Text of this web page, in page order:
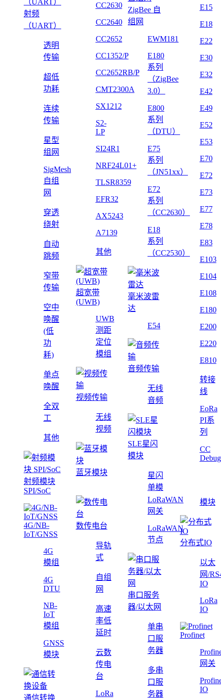
射频
（UART）
透明
传输
超低
功耗
连续
传输
星型
组网
SigMesh
自组
网
穿透
绕射
自动
跳频
窄带
传输
空中
唤醒
(低
功
耗)
单点
唤醒
全双
工
其他
射频模块
SPI/SoC
CC2630
CC2640
CC2652
CC1352/P
CC2652RB/P
CMT2300A
SX1212
S2-
LP
SI24R1
NRF24L01+
TLSR8359
EFR32
AX5243
A7139
其他
超宽带
(UWB)
UWB
测距
定位
模组
视频传输
无线
视频
蓝牙模块
ZigBee 自
组网
EWM181
E180
系列
（ZigBee
3.0）
E800
系列
（DTU）
E75
系列
（JN51xx）
E72
系列
（CC2630）
E18
系列
（CC2530）
毫米波雷
达
E54
音频传输
无线
音频
SLE星闪
模块
星闪
单模
E15
E18
E22
E30
E32
E42
E49
E52
E53
E70
E72
E73
E77
E78
E83
E103
E104
E108
E180
E200
E220
E810
转接
线
EoRa
PI系
列
CC
4G/NB-
IoT/GNSS
4G
模组
4G
DTU
NB-
IoT
模组
GNSS
模块
通信转换
数传电台
导轨
式
自组
网
高速
率低
延时
云数
传电
台
LoRa
LoRaWAN
网关
LoRaWAN
节点
串口服务
器/以太网
单串
口服
务器
多串
口服
务器
模块
分布式IO
以太
网/
IO
LoRa
IO
Profinet
网关
IO